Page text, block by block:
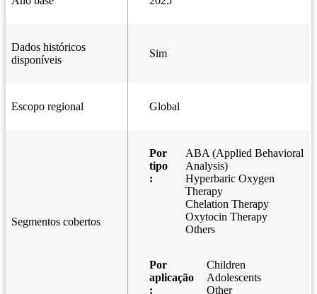
Dados históricos
disponíveis
Sim
Escopo regional Global
Segmentos cobertos
Por
tipo
:
ABA (Applied Behavioral
Analysis)
Hyperbaric Oxygen
Therapy
Chelation Therapy
Oxytocin Therapy
Others
Por
aplicação
:
Children
Adolescents
Other